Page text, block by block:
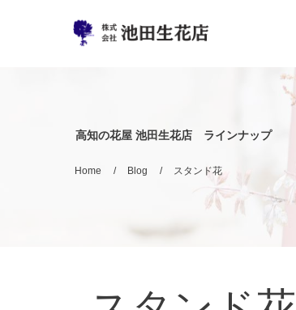
高知の花屋 池田生花店 ラインナップ
Home / Blog / スタンド花